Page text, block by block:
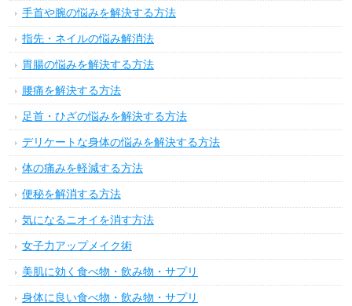
手首や腕の悩みを解決する方法
指先・ネイルの悩み解消法
胃腸の悩みを解決する方法
腰痛を解決する方法
足首・ひざの悩みを解決する方法
デリケートな身体の悩みを解決する方法
体の痛みを軽減する方法
便秘を解消する方法
気になるニオイを消す方法
女子力アップメイク術
美肌に効く食べ物・飲み物・サプリ
身体に良い食べ物・飲み物・サプリ